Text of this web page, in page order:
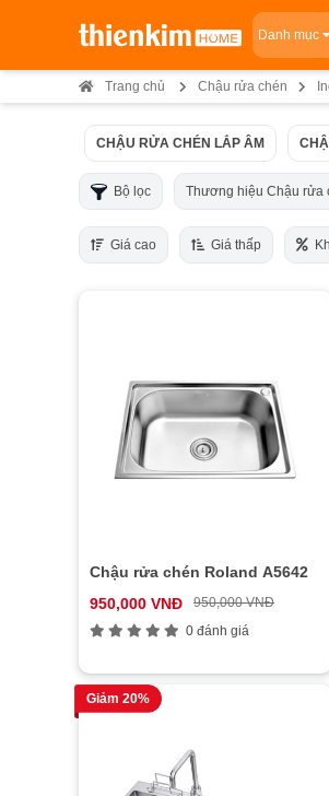
Danh mục
Trang chủ Chậu rửa chén
CHẬU RỬA CHÉN LẮP ÂM
Bộ lọc Thương hiệu Chậu rửa
Giá cao Giá thấp
Chậu rửa chén Roland A5642
950,000 VNĐ
950,000 VNĐ
0 đánh giá
Giảm 20%